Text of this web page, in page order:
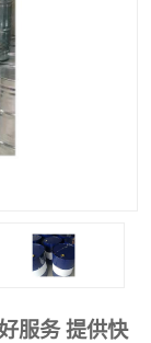
服务 提供快